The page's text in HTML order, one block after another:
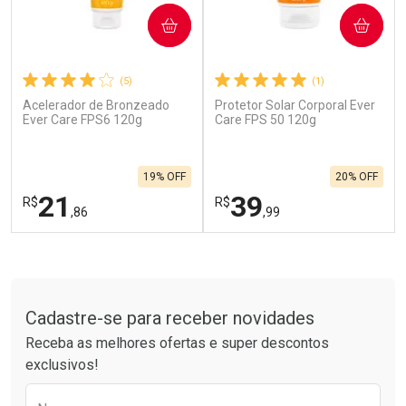
Ativar Desconto
Por R$ 664,02/cada
Ativar Desconto
(5)
Acelerador de Bronzeado
Ever Care FPS6 120g
R$21 ,86
19% OFF
COMPRAR
Laboratório
Por Menos
(1)
Protetor Solar Corporal Ever
Care FPS 50 120g
R$39,99
20% OFF
COMPRAR
Laboratório
Por Menos
Cadastre-se para receber novidades
Receba as melhores ofertas e super descontos
exclusivos!